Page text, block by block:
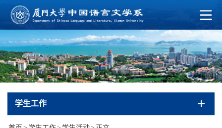
学生工作